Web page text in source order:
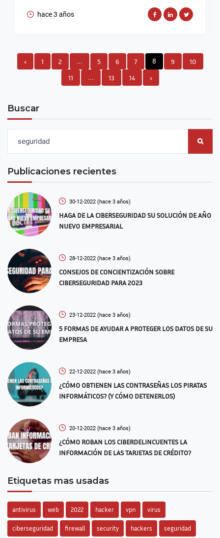
hace 3 años
‹ 1 2 ... 5 6 7 8 9
10
11
... 13 14 ›
Buscar
Publicaciones recientes
30-12-2022 (hace 3 años)
HAGA DE LA CIBERSEGURIDAD SU SOLUCIÓN DE AÑO
NUEVO EMPRESARIAL
28-12-2022 (hace 3 años)
CONSEJOS DE CONCIENTIZACIÓN SOBRE
CIBERSEGURIDAD PARA 2023
23-12-2022 (hace 3 años)
5 FORMAS DE AYUDAR A PROTEGER LOS DATOS DE SU
EMPRESA
22-12-2022 (hace 3 años)
¿CÓMO OBTIENEN LAS CONTRASEÑAS LOS PIRATAS
INFORMÁTICOS? (Y CÓMO DETENERLOS)
20-12-2022 (hace 3 años)
¿CÓMO ROBAN LOS CIBERDELINCUENTES LA
INFORMACIÓN DE LAS TARJETAS DE CRÉDITO?
Etiquetas mas usadas
antivirus web 2022 hacker vpn virus
ciberseguridad firewall security hackers seguridad